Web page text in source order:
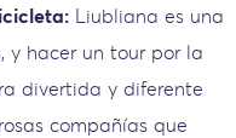
Liubliana es una
y hacer un tour por la
divertida y diferente
compañías que